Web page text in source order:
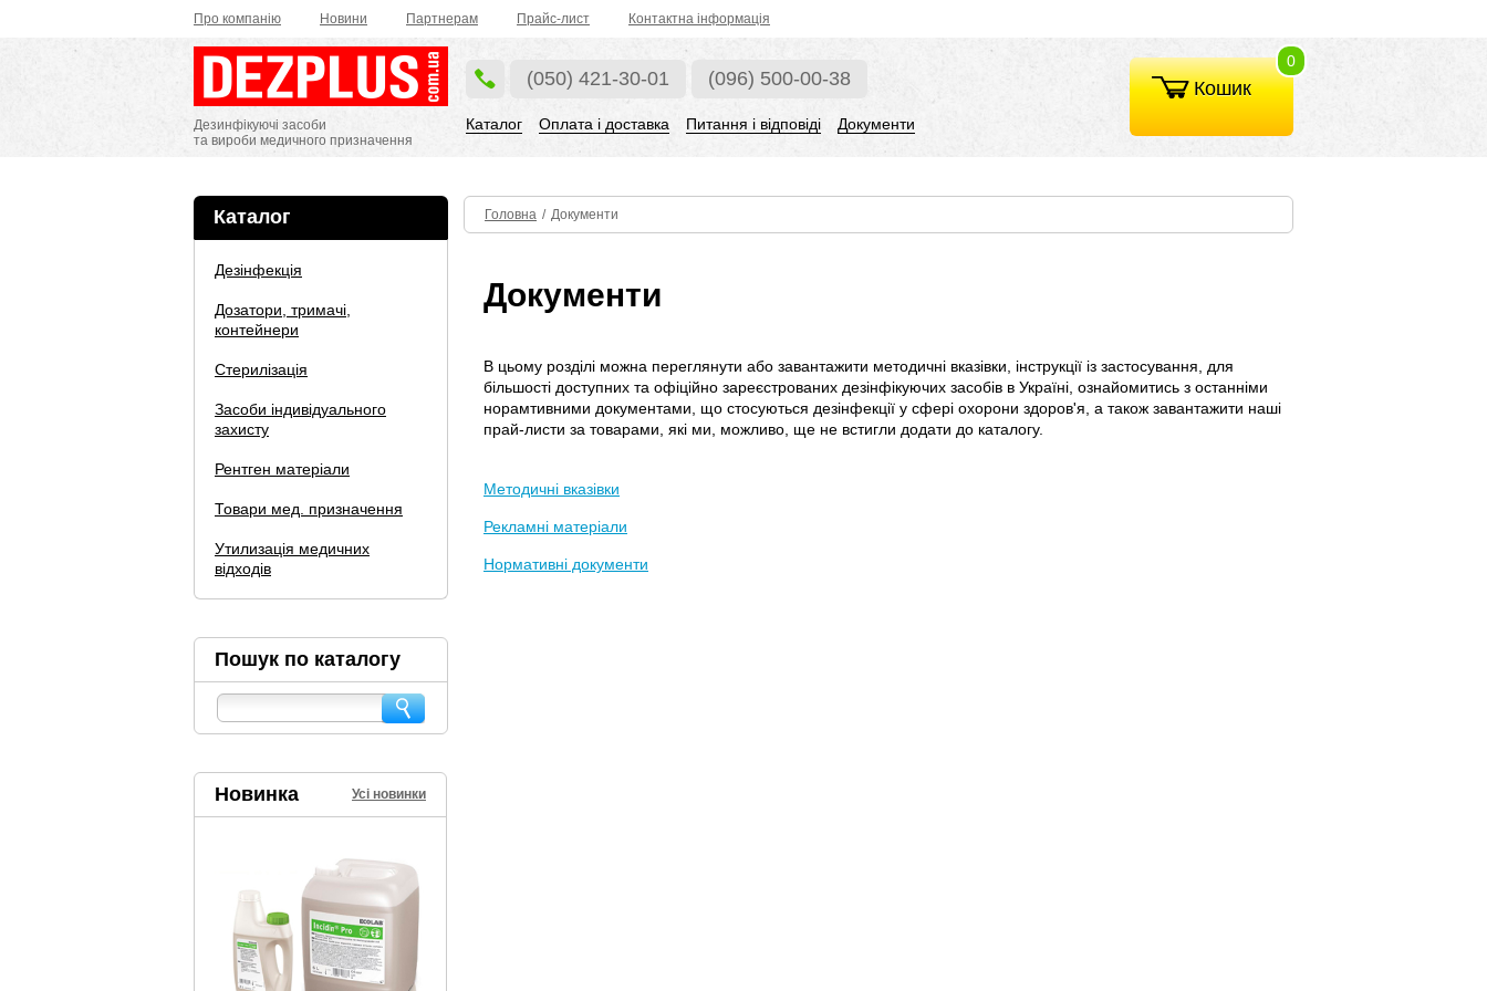
Про компанію Новини Партнерам Прaйс-лист Контактна інформація
Дезинфікуючі засоби
та вироби медичного призначення
(050) 421-30-01 (096) 500-00-38
Каталог Оплата і доставка Питання і відповіді Документи
Кошик
0
Каталог
Дезінфекція
Дозатори, тримачі,
контейнери
Стерилізація
Засоби індивідуального
захисту
Рентген матеріали
Товари мед. призначення
Утилизація медичних
відходів
Пошук по каталогу
Новинка Усі новинки
Головна / Документи
Документи
В цьому розділі можна переглянути або завантажити методичні вказівки, інструкції із застосування, для
більшості доступних та офіційно зареєстрованих дезінфікуючих засобів в Україні, ознайомитись з останніми
норамтивними документами, що стосуються дезінфекції у сфері охорони здоров'я, а також завантажити наші
прай-листи за товарами, які ми,
можливо, ще не встигли додати до каталогу.
Методичні вказівки
Рекламні матеріали
Нормативні документи